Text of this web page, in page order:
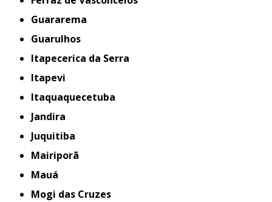
Guararema
Guarulhos
Itapecerica da Serra
Itapevi
Itaquaquecetuba
Jandira
Juquitiba
Mairiporã
Mauá
Mogi das Cruzes